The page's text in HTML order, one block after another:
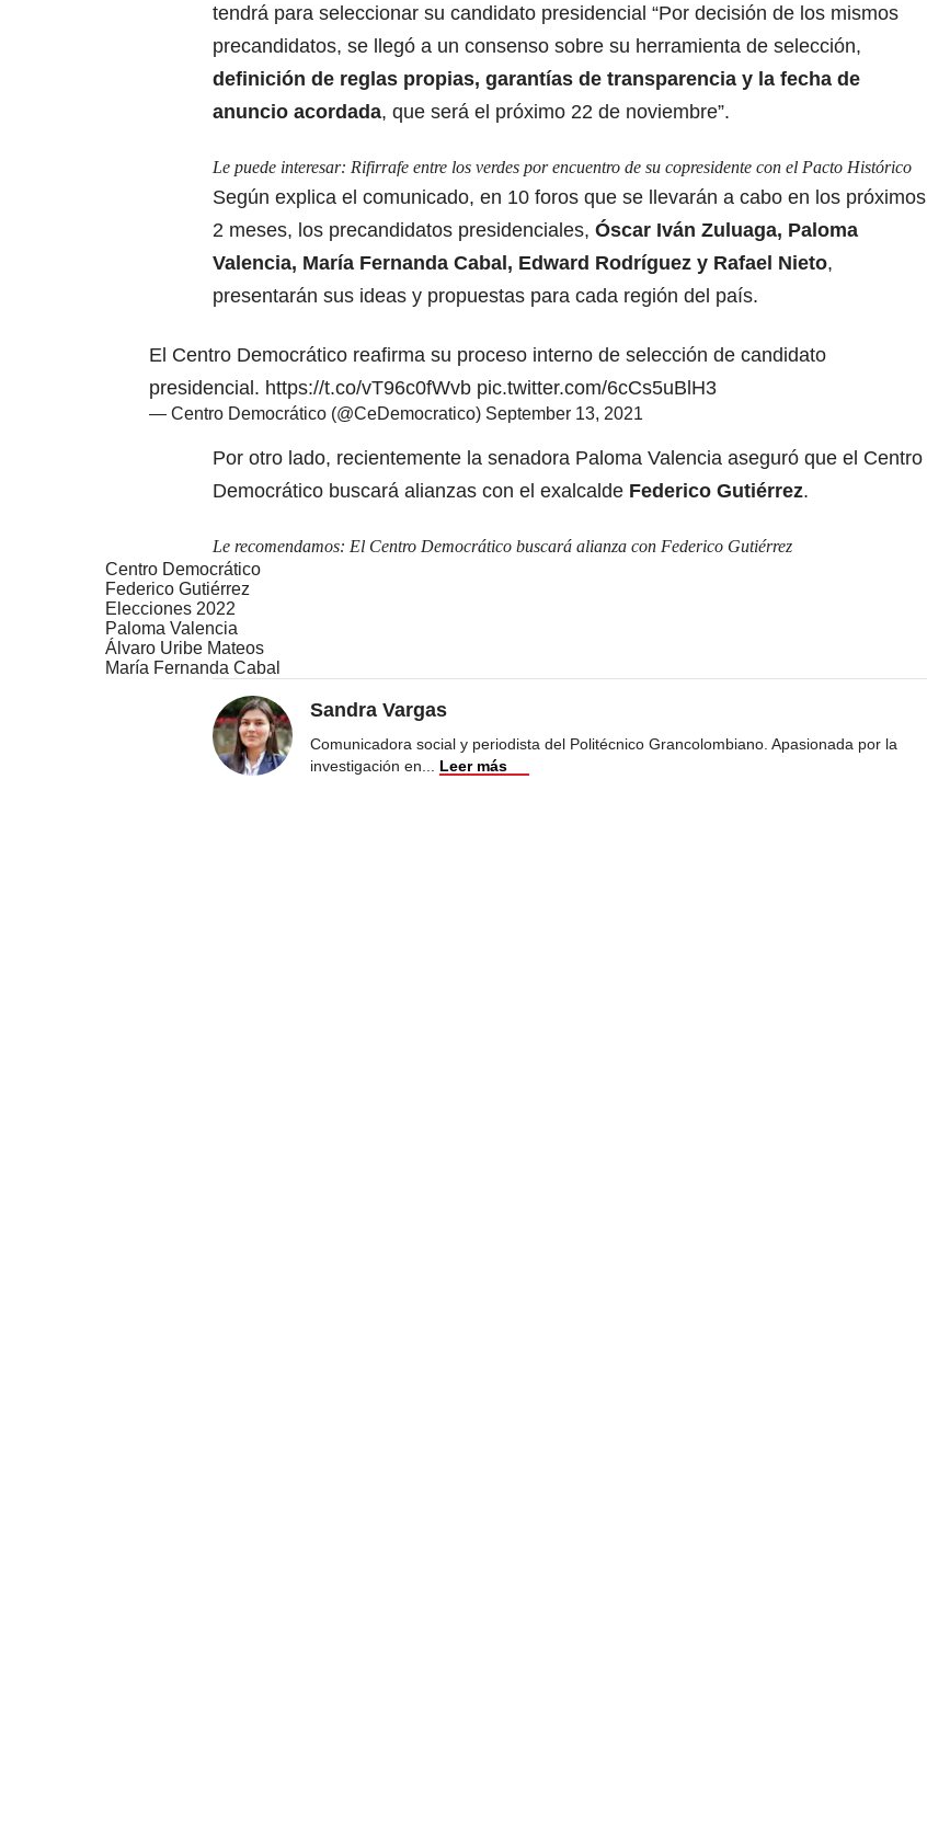
tendrá para seleccionar su candidato presidencial “Por decisión de los mismos
precandidatos, se llegó a un consenso sobre su herramienta de selección,
definición de reglas propias, garantías de transparencia y la fecha de
anuncio acordada, que será el próximo 22 de noviembre”.
Le puede interesar: Rifirrafe entre los verdes por encuentro de su copresidente con el Pacto Histórico
Según explica el comunicado, en 10 foros que se llevarán a cabo en los próximos
2 meses, los precandidatos presidenciales, Óscar Iván Zuluaga, Paloma
Valencia, María Fernanda Cabal, Edward Rodríguez y Rafael Nieto,
presentarán sus ideas y propuestas para cada región del país.
El Centro Democrático reafirma su proceso interno de selección de candidato
presidencial. https://t.co/vT96c0fWvb pic.twitter.com/6cCs5uBlH3
— Centro Democrático (@CeDemocratico) September 13, 2021
Por otro lado, recientemente la senadora Paloma Valencia aseguró que el Centro
Democrático buscará alianzas con el exalcalde Federico Gutiérrez.
Le recomendamos: El Centro Democrático buscará alianza con Federico Gutiérrez
Centro Democrático
Federico Gutiérrez
Elecciones 2022
Paloma Valencia
Álvaro Uribe Mateos
María Fernanda Cabal
Sandra Vargas
Comunicadora social y periodista del Politécnico Grancolombiano. Apasionada por la
investigación en
Leer más